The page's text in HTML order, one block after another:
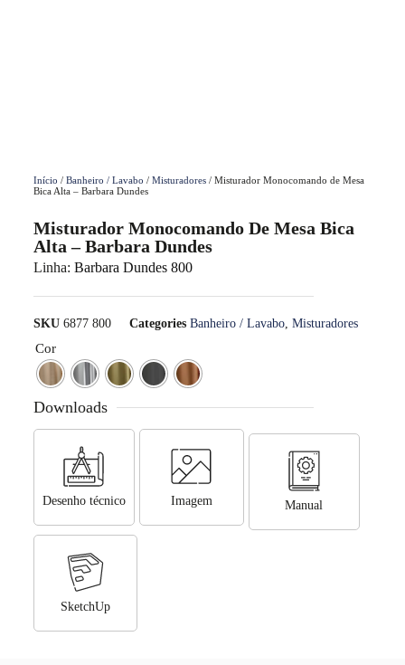
Início / Banheiro / Lavabo / Misturadores/ Misturador Monocomando de Mesa
Bica Alta – Barbara Dundes
Misturador Monocomando De Mesa Bica
Alta – Barbara Dundes
Linha: Barbara Dundes 800
SKU 6877 800 Categories Banheiro / Lavabo, Misturadores
Cor
Downloads
Desenho técnico Imagem Manual
SketchUp